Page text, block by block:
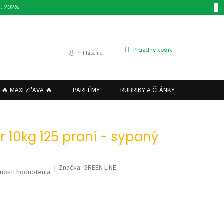
2026.
Prihlásenie
NÁKUPNÝ
Prázdny košík
🔥 MAXI ZĽAVA 🔥 PARFÉMY RUBRIKY A ČLÁNKY
10kg 125 praní - sypaný
hodnotenia Značka: GREEN LINE